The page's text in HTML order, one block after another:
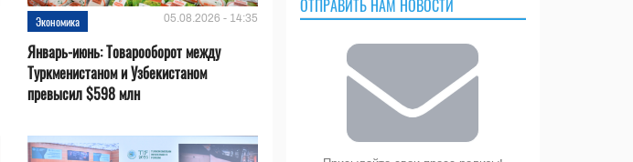
Экономика 05.08.2026 - 14:35
Январь-июнь: Товарооборот между
Туркменистаном и Узбекистаном
превысил $598 млн
ОТПРАВИТЬ НАМ НОВОСТИ